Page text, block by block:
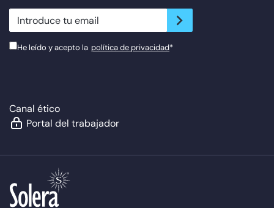
newsletter.suscribe
He leído y acepto la política de privacidad*
Canal ético
Portal del trabajador